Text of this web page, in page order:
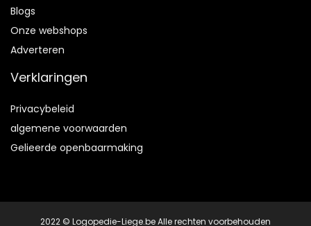
Blogs
Onze webshops
Adverteren
Verklaringen
Privacybeleid
algemene voorwaarden
Gelieerde openbaarmaking
2022 © Logopedie-Liege.be Alle rechten voorbehouden